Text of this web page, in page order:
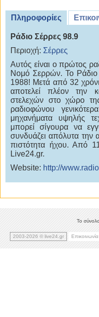
Πληροφορίες
Ράδιο Σέρρες 98.9
Περιοχή: Σέρρες
Αυτός είναι ο πρώτος
Νομό Σερρών. Το Ράδιο
1988! Μετά από 32
αποτελεί πλέον την
στελεχών στο χώρο
ραδιοφώνου
μηχανήματα υψηλής
μπορεί σίγουρα να
συνδυάζει απόλυτα την
πιστότητα ήχου. Από
Live24.gr.
Website: http://
Το
2003-2026 © live24.gr
Επικοινωνία